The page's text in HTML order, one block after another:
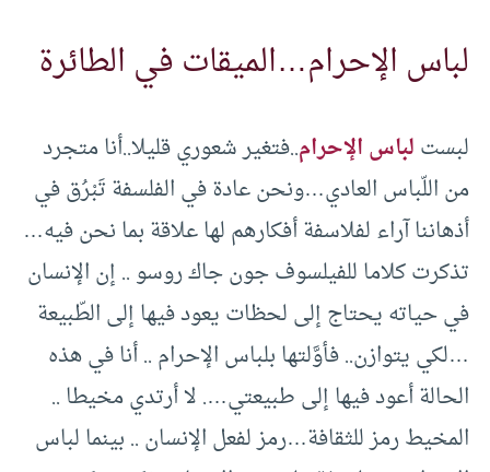
لباس الإحرام…الميقات في الطائرة
لبستلباس الإحرام..فتغير شعوري قليلا..أنا متجرد
من اللّباس العادي…ونحن عادة في الفلسفة تَبْرُق في
أذهاننا آراء لفلاسفة أفكارهم لها علاقة بما نحن فيه…
تذكرت كلاما للفيلسوف جون جاك روسو .. إن الإنسان
في حياته يحتاج إلى لحظات يعود فيها إلى الطّبيعة
…لكي يتوازن.. فأوَّلتها بلباس الإحرام .. أنا في هذه
الحالة أعود فيها إلى طبيعتي…. لا أرتدي مخيطا ..
المخيط رمز للثقافة…رمز لفعل الإنسان .. بينما لباس